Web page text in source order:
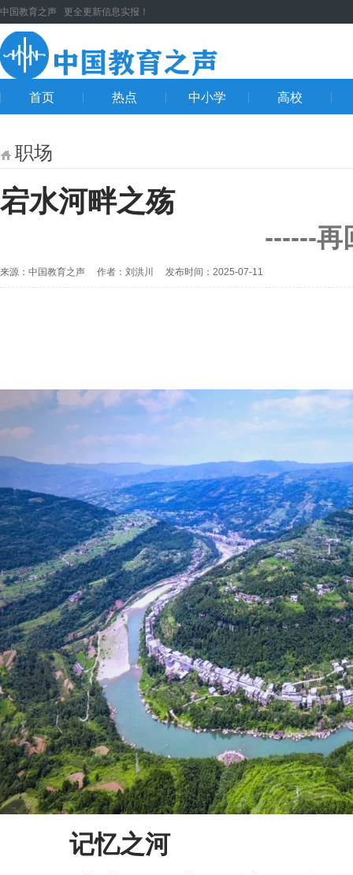
中国教育之声 更全更新信息实报！
首页 热点 中小学 高校
职场
宕水河畔之殇
------再
来源：中国教育之声 作者：刘洪川 发布时间：2025-07-11
记忆之河